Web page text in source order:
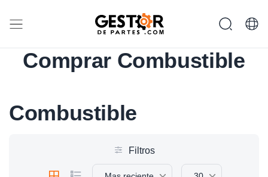
Comprar Combustible
Combustible
Filtros